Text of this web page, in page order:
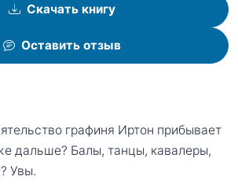
Скачать книгу
Оставить отзыв
графиня Иртон прибывает
дальше? Балы, танцы, кавалеры,
Увы.